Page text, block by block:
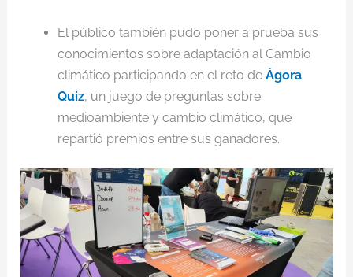
El público también pudo poner a prueba sus
conocimientos sobre adaptación al Cambio
climático participando en el reto de Ágora
Quiz, un juego de preguntas sobre
medioambiente y cambio climático, que
repartió premios entre sus ganadores.